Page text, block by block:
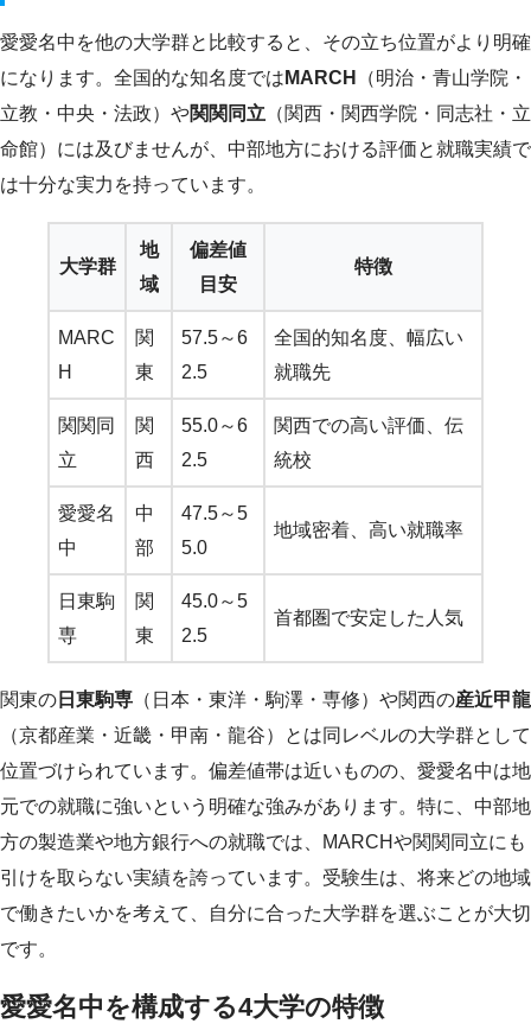
愛愛名中を他の大学群と比較すると、その立ち位置がより明確
になります。全国的な知名度では MARCH
（明治・青山学院・
立教・中央・法政）や関関同立 （関西・関西学院・同志社・立
命館）には及びませんが、中部地方における評価と就職実績で
は十分な実力を持っています。
大学群
地
域
偏差値
目安
特徴
MARC
H
関
東
57.5～6
2.5
全国的知名度、幅広い
就職先
関関同
立
関
西
55.0～6
2.5
関西での高い評価、伝
統校
愛愛名
中
中
部
47.5～5
5.0
地域密着、高い就職率
日東駒
専
関
東
45.0～5
2.5
首都圏で安定した人気
関東の 日東駒専 （日本・東洋・駒澤・専修）や関西の産近甲龍
（京都産業・近畿・甲南・龍谷）とは同レベルの大学群として
位置づけられています。偏差値帯は近いものの、愛愛名中は地
元での就職に強いという明確な強みがあります。特に、中部地
方の製造業や地方銀行への就職では、MARCHや関関同立にも
引けを取らない実績を誇っています。受験生は、将来どの地域
で働きたいかを考えて、自分に合った大学群を選ぶことが大切
です。
愛愛名中を構成する4大学の特徴